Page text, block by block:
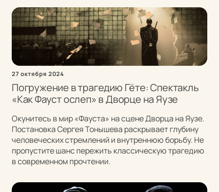
27 октября 2024
Погружение в трагедию Гёте: Спектакль
«Как Фауст ослеп» в Дворце на Яузе
Окунитесь в мир «Фауста» на сцене Дворца на Яузе.
Постановка Сергея Тонышева раскрывает глубину
человеческих стремлений и внутреннюю борьбу. Не
пропустите шанс пережить классическую трагедию
в современном прочтении.